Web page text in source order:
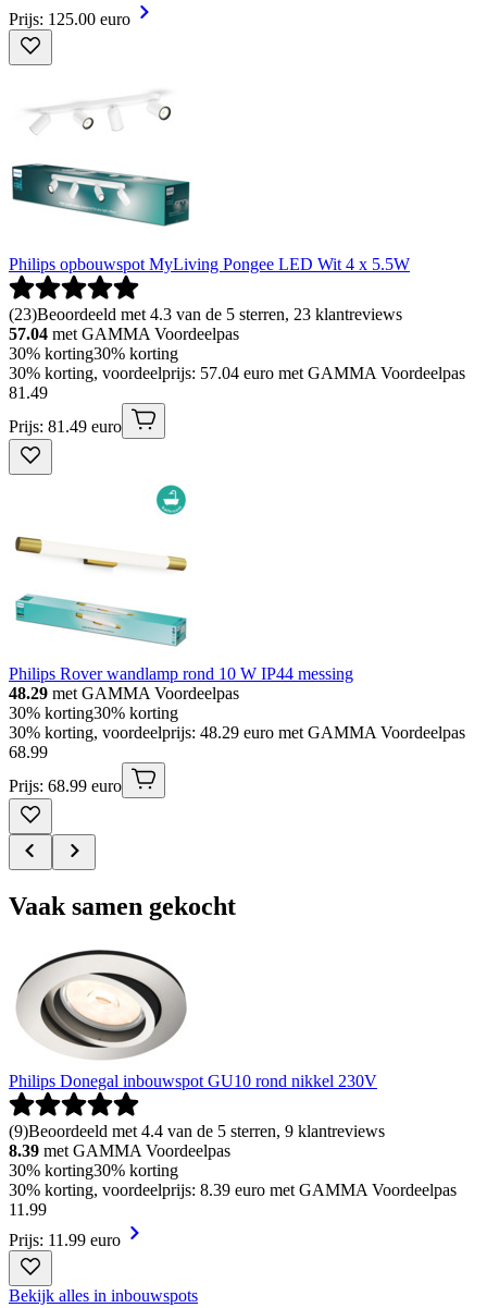
Prijs: 125.00 euro
Philips opbouwspot MyLiving Pongee LED Wit 4 x 5.5W
(23)Beoordeeld met 4.3 van de 5 sterren, 23 klantreviews
57.04 met GAMMA Voordeelpas
30% korting30% korting
30% korting, voordeelprijs: 57.04 euro met GAMMA Voordeelpas
81 .49
Prijs: 81.49 euro
Philips Rover wandlamp rond 10 W IP44 messing
48.29 met GAMMA Voordeelpas
30% korting30% korting
30% korting, voordeelprijs: 48.29 euro met GAMMA Voordeelpas
68.99
Prijs: 68.99 euro
Vaak samen gekocht
Philips Donegal inbouwspot GU10 rond nikkel 230V
(9)Beoordeeld met 4.4 van de 5 sterren, 9 klantreviews
8.39 met GAMMA Voordeelpas
30% korting30% korting
30% korting, voordeelprijs: 8.39 euro met GAMMA Voordeelpas
11 .99
Prijs: 11.99 euro
Bekijk alles in inbouwspots